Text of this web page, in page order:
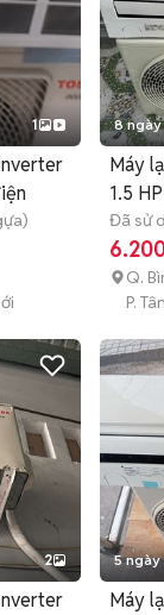
1 8
Máy
1.5 HP
Đã sử
Q.
P.
2 5
Máy